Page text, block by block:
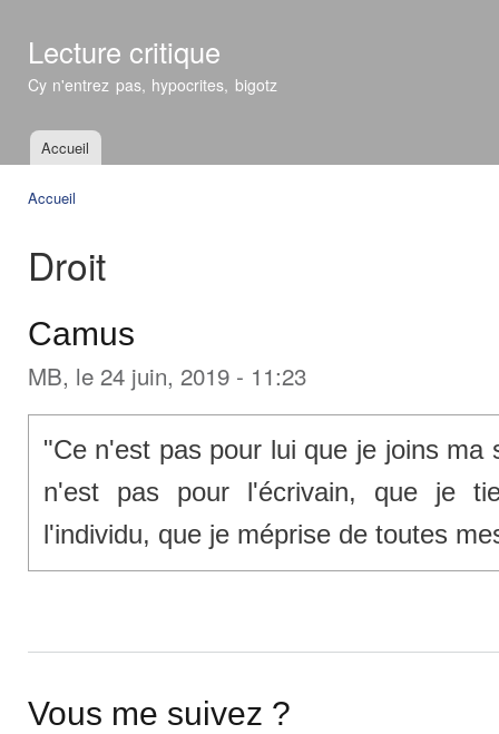
Lecture critique
Cy n'entrez pas, hypocrites, bigotz
Menu principal
Accueil
Accueil
Droit
Camus
MB, le 24 juin, 2019 - 11:23
"Ce n'est pas pour lui que je joins ma
n'est pas pour l'écrivain, que je
l'individu, que je méprise de toutes
Vous me suivez ?